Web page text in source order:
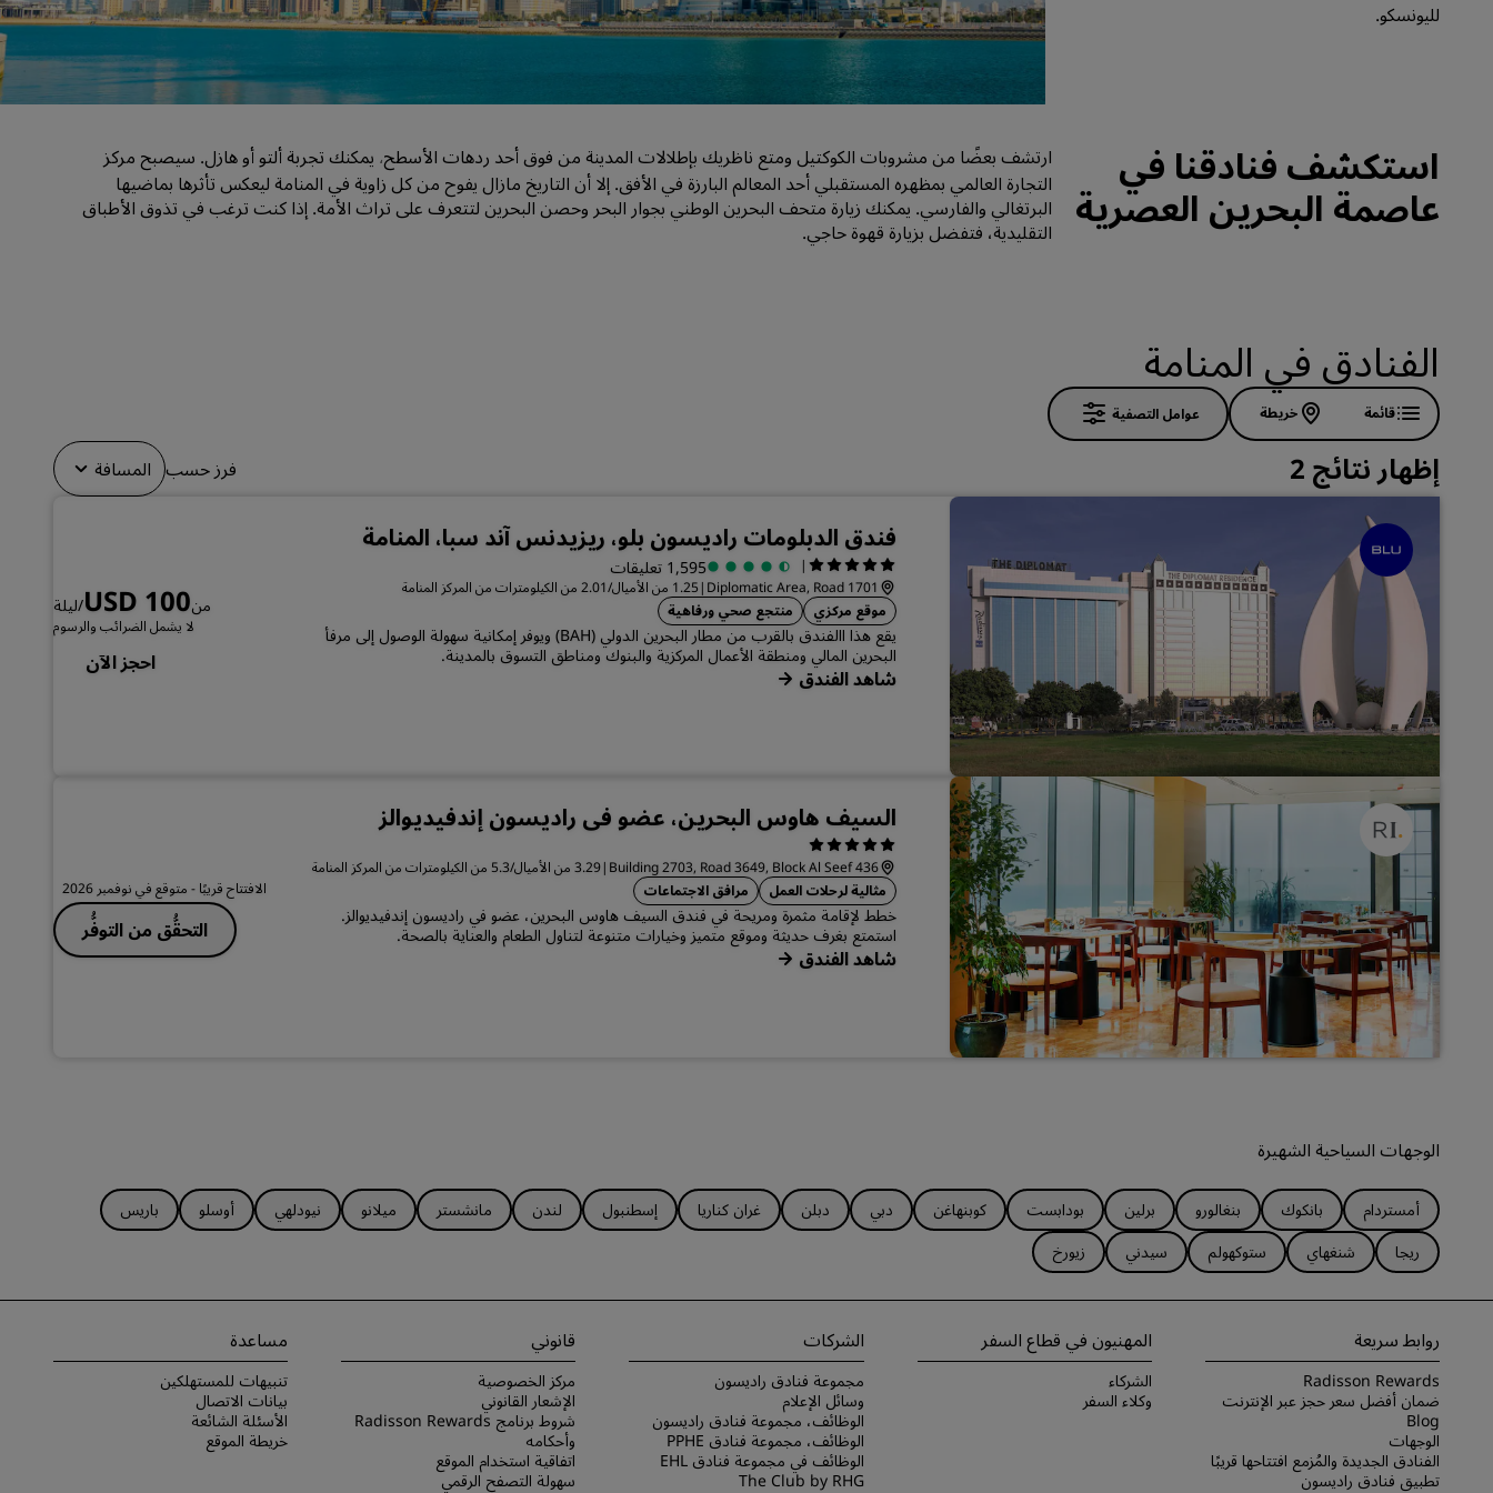
اطلب عرض أسعار
وجهات الفعاليات
حلول الصناعة
البحث عن الرحلات
البحث عن الرحلات
قاعات الزفاف
إقامات مستدامة
إقامات الفرق الرياضية
فنادق في وسط المدينة
تفضل بزيارة مدونتنا
موظفو الحجز ومُنظِّمو الرحلات
لليونسكو.
استكشف فنادقنا في
عاصمة البحرين العصرية
ارتشف بعضًا من مشروبات الكوكتيل ومتع ناظريك بإطلالات المدينة من فوق أحد ردهات الأسطح، يمكنك تجربة ألتو أو هازل. سيصبح مركز
التجارة العالمي بمظهره المستقبلي أحد المعالم البارزة في الأفق. إلا أن التاريخ مازال يفوح من كل زاوية في المنامة ليعكس تأثرها بماضيها
البرتغالي والفارسي. يمكنك زيارة متحف البحرين الوطني بجوار البحر وحصن البحرين لتتعرف على تراث الأمة. إذا كنت ترغب في تذوق الأطباق
التقليدية، فتفضل بزيارة قهوة حاجي.
الفنادق في المنامة
قائمة خريطة عوامل التصفية
إظهار نتائج 2 فرز حسب المسافة
فندق الدبلومات راديسون بلو، ريزيدنس آند سبا، المنامة
| 1,595 تعليقات
Diplomatic Area, Road 1701
| 1.25 من الأميال/2.01 من الكيلومترات من المركز المنامة
موقع مركزي
منتجع صحي ورفاهية
يقع هذا االفندق بالقرب من مطار البحرين الدولي (BAH) ويوفر إمكانية سهولة الوصول إلى مرفأ
البحرين المالي ومنطقة الأعمال المركزية والبنوك ومناطق التسوق بالمدينة.
شاهد الفندق
منUSD 100/ليلة
لا يشمل الضرائب والرسوم
احجز الآن
السيف هاوس البحرين، عضو في راديسون إندفيديوالز
Building 2703, Road 3649, Block Al Seef 436
|3.29 من الأميال/5.3 من الكيلومترات من المركز المنامة
مثالية لرحلات العمل
مرافق الاجتماعات
خطط لإقامة مثمرة ومريحة في فندق السيف هاوس البحرين، عضو في راديسون إندفيديوالز.
استمتع بغرف حديثة وموقع متميز وخيارات متنوعة لتناول الطعام والعناية بالصحة.
شاهد الفندق
الافتتاح قريبًا - متوقع في نوفمبر 2026
التحقُّق من التوفُّر
الوجهات السياحية الشهيرة
أمستردام بانكوك بنغالورو برلين بودابست كوبنهاغن دبي دبلن غران كناريا إسطنبول لندن مانشستر ميلانو نيودلهي أوسلو
باريس
ريجا
شنغهاي ستوكهولم سيدني زيورخ
روابط سريعة
Radisson Rewards
ضمان أفضل سعر حجز عبر الإنترنت
Blog
الوجهات
الفنادق الجديدة والمُزمع افتتاحها قريبًا
تطبيق فنادق راديسون
المهنيون في قطاع السفر
الشركاء
وكلاء السفر
الشركات
مجموعة فنادق راديسون
وسائل الإعلام
الوظائف، مجموعة فنادق راديسون
الوظائف، مجموعة فنادق PPHE
الوظائف في مجموعة فنادق EHL
The Club by RHG
قانوني
مركز الخصوصية
الإشعار القانوني
شروط برنامج Radisson Rewards
وأحكامه
اتفاقية استخدام الموقع
سهولة التصفح الرقمي
مساعدة
تنبيهات للمستهلكين
بيانات الاتصال
الأسئلة الشائعة
خريطة الموقع